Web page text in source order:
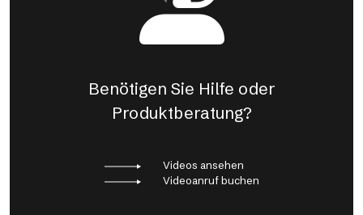
Benötigen Sie Hilfe oder
Produktberatung?
Videos ansehen
Videoanruf buchen